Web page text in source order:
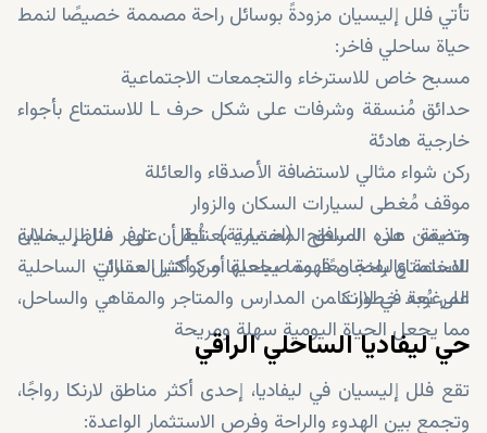
تأتي فلل إليسيان مزودةً بوسائل راحة مصممة خصيصًا لنمط
حياة ساحلي فاخر:
مسبح خاص للاسترخاء والتجمعات الاجتماعية
حدائق مُنسقة وشرفات على شكل حرف L للاستمتاع بأجواء
خارجية هادئة
ركن شواء مثالي لاستضافة الأصدقاء والعائلة
موقف مُغطى لسيارات السكان والزوار
حديقة على السطح (اختيارية) تُطل على مناظر خلابة
للاستمتاع بفنجان قهوة صباحية أو كوكتيل مسائي
على بُعد خطوات من المدارس والمتاجر والمقاهي والساحل،
مما يجعل الحياة اليومية سهلة ومريحة
وتضمن هذه المرافق المصممة بعناية أن توفر فلل إليسيان
الفخامة والراحة معًا، مما يجعلها من أكثر العقارات الساحلية
المرغوبة في لارنكا.
حي ليفاديا الساحلي الراقي
تقع فلل إليسيان في ليفاديا، إحدى أكثر مناطق لارنكا رواجًا،
وتجمع بين الهدوء والراحة وفرص الاستثمار الواعدة: